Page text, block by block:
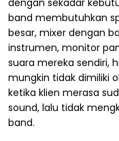
dengan sekadar
band membutuhkan
besar, mixer dengan
instrumen, monitor
suara mereka sendiri,
mungkin tidak dimiliki
ketika klien merasa
sound, lalu tidak
band.